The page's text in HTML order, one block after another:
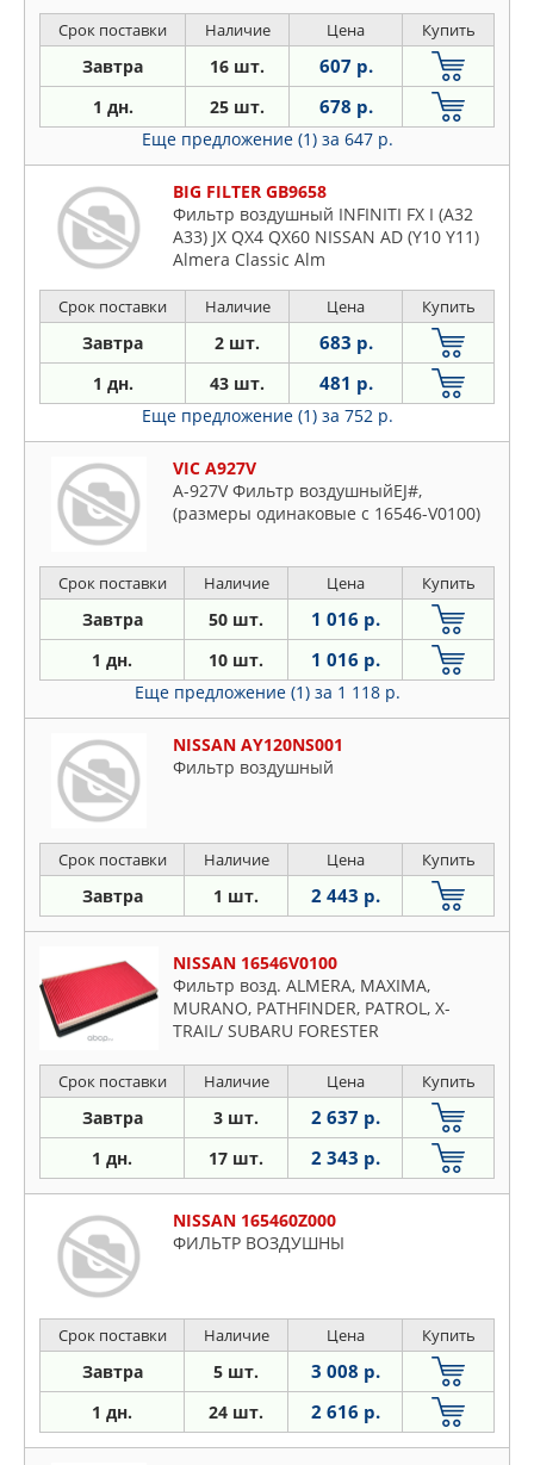
1999)/INFINITIFX35S50(2002-2008)/G20
(Primera)P10/P11(1990-200
Срок поставки Наличие Цена Купить
Завтра 16 шт. 607 р.
1 дн. 25 шт. 678 р.
Еще предложение (1) за 647 р.
BIG FILTER GB9658
Фильтр воздушный INFINITI FX I (A32
A33) JX QX4 QX60 NISSAN AD (Y10 Y11)
Almera Classic Alm
Срок поставки Наличие Цена Купить
Завтра 2 шт. 683 р.
1 дн. 43 шт. 481 р.
Еще предложение (1) за 752 р.
VIC A927V
A-927V Фильтр воздушныйEJ#,
(размеры одинаковые с 16546-V0100)
Срок поставки Наличие Цена Купить
Завтра 50 шт. 1 016 р.
1 дн. 10 шт. 1 016 р.
Еще предложение (1) за 1 118 р.
NISSAN AY120NS001
Фильтр воздушный
Срок поставки Наличие Цена Купить
Завтра 1 шт. 2 443 р.
NISSAN 16546V0100
Фильтр возд. ALMERA, MAXIMA,
MURANO, PATHFINDER, PATROL, X-
TRAIL/ SUBARU FORESTER
Срок поставки Наличие Цена Купить
Завтра 3 шт. 2 637 р.
1 дн. 17 шт. 2 343 р.
NISSAN 165460Z000
ФИЛЬТР ВОЗДУШНЫ
Срок поставки Наличие Цена Купить
Завтра 5 шт. 3 008 р.
1 дн. 24 шт. 2 616 р.